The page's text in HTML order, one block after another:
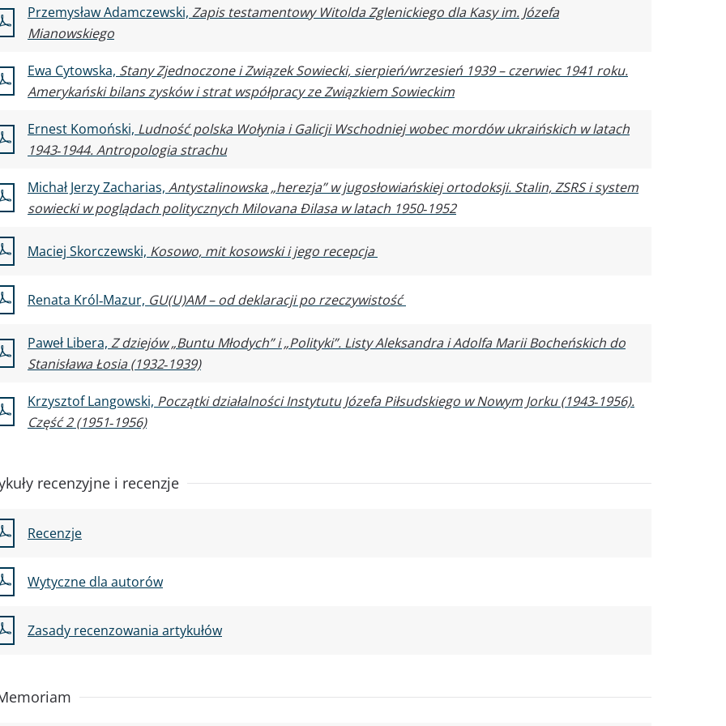
Przemysław Adamczewski, Zapis testamentowy Witolda Zglenickiego dla Kasy im. Józefa
Mianowskiego
Ewa Cytowska, Stany Zjednoczone i Związek Sowiecki, sierpień/wrzesień 1939 – czerwiec 1941 roku.
Amerykański bilans zysków i strat współpracy ze Związkiem Sowieckim
Ernest Komoński, Ludność polska Wołynia i Galicji Wschodniej wobec mordów ukraińskich w latach
1943‑1944. Antropologia strachu
Michał Jerzy Zacharias, Antystalinowska „herezja” w jugosłowiańskiej ortodoksji. Stalin, ZSRS i system
sowiecki w poglądach politycznych Milovana Đilasa w latach 1950‑1952
Maciej Skorczewski, Kosowo, mit kosowski i jego recepcja
Renata Król‑Mazur, GU(U)AM – od deklaracji po rzeczywistość
Paweł Libera, Z dziejów „Buntu Młodych” i „Polityki”. Listy Aleksandra i Adolfa Marii Bocheńskich do
Stanisława Łosia (1932‑1939)
Krzysztof Langowski, Początki działalności Instytutu Józefa Piłsudskiego w Nowym Jorku (1943‑1956).
Część 2 (1951‑1956)
recenzyjne i recenzje
Recenzje
Wytyczne dla autorów
Zasady recenzowania artykułów